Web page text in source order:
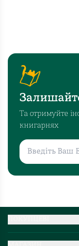
Та отримуйте
книгарнях
Партнерство